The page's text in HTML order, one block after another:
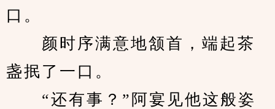
口。
颜时序满意地颔首，端起茶
盏抿了一口。
“还有事？”阿宴见他这般姿